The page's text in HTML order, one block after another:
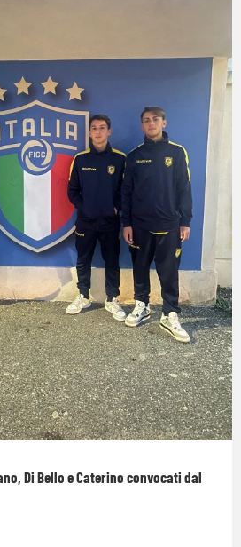
Di Bello e Caterino convocati dal